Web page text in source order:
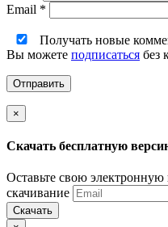
Email *
Получать новые
Вы можете подписаться без
×
Скачать бесплатную
Оставьте свою
скачивание
Скачать